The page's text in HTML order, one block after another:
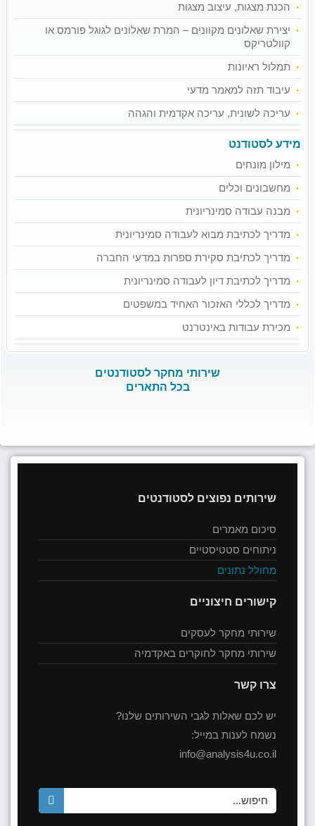
הכנת מצגות, עיצוב מצגות
יצירת שאלונים מקוונים – המרת שאלונים לגוגל פורמס או
קוולטריקס
תמלול ראיונות
עיבוד תזה למאמר מדעי
עריכה לשונית, עריכה אקדמית והגהה
מידע לסטודנט
מילון מונחים
מחשבונים וכלים
מבנה עבודה סמינריונית
מדריך לכתיבת מבוא לעבודה סמינריונית
מדריך לכתיבת סקירת ספרות במדעי החברה
מדריך לכתיבת דיון לעבודה סמינריונית
מדריך לכללי האזכור האחיד במשפטים
מכירת עבודות באינטרנט
שירותי מחקר לסטודנטים
בכל התארים
שירותים נפוצים לסטודנטים
סיכום מאמרים
ניתוחים סטטיסטיים
מחולל נתונים
קישורים חיצוניים
שירותי מחקר לעסקים
שירותי מחקר לחוקרים באקדמיה
צרו קשר
יש לכם שאלות לגבי השירותים שלנו?
נשמח לענות במייל:
info@analysis4u.co.il